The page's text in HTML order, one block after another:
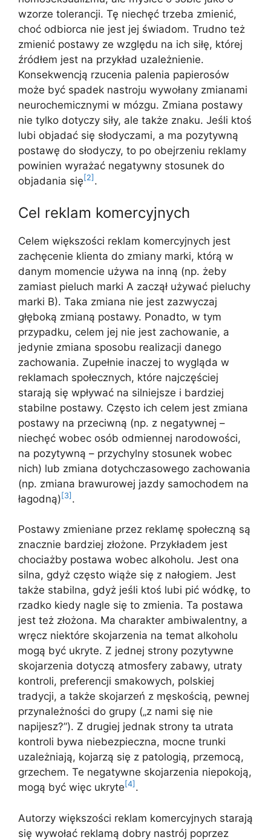
wzorze tolerancji. Tę niechęć trzeba zmienić,
choć odbiorca nie jest jej świadom. Trudno też
zmienić postawy ze względu na ich siłę, której
źródłem jest na przykład uzależnienie.
Konsekwencją rzucenia palenia papierosów
może być spadek nastroju wywołany zmianami
neurochemicznymi w mózgu. Zmiana postawy
nie tylko dotyczy siły, ale także znaku. Jeśli ktoś
lubi objadać się słodyczami, a ma pozytywną
postawę do słodyczy, to po obejrzeniu reklamy
powinien wyrażać negatywny stosunek do
objadania się [2] .
Cel reklam komercyjnych
Celem większości reklam komercyjnych jest
zachęcenie klienta do zmiany marki, którą w
danym momencie używa na inną (np. żeby
zamiast pieluch marki A zaczął używać pieluchy
marki B). Taka zmiana nie jest zazwyczaj
głęboką zmianą postawy. Ponadto, w tym
przypadku, celem jej nie jest zachowanie, a
jedynie zmiana sposobu realizacji danego
zachowania. Zupełnie inaczej to wygląda w
reklamach społecznych, które najczęściej
starają się wpływać na silniejsze i bardziej
stabilne postawy. Często ich celem jest zmiana
postawy na przeciwną (np. z negatywnej –
niechęć wobec osób odmiennej narodowości,
na pozytywną – przychylny stosunek wobec
nich) lub zmiana dotychczasowego zachowania
(np. zmiana brawurowej jazdy samochodem na
łagodną)[3] .
Postawy zmieniane przez reklamę społeczną są
znacznie bardziej złożone. Przykładem jest
chociażby postawa wobec alkoholu. Jest ona
silna, gdyż często wiąże się z nałogiem. Jest
także stabilna, gdyż jeśli ktoś lubi pić wódkę, to
rzadko kiedy nagle się to zmienia. Ta postawa
jest też złożona. Ma charakter ambiwalentny, a
wręcz niektóre skojarzenia na temat alkoholu
mogą być ukryte. Z jednej strony pozytywne
skojarzenia dotyczą atmosfery zabawy, utraty
kontroli, preferencji smakowych, polskiej
tradycji, a także skojarzeń z męskością, pewnej
przynależności do grupy („z nami się nie
napijesz?”). Z drugiej jednak strony ta utrata
kontroli bywa niebezpieczna, mocne trunki
uzależniają, kojarzą się z patologią, przemocą,
grzechem. Te negatywne skojarzenia niepokoją,
mogą być więc ukryte [4] .
Autorzy większości reklam komercyjnych starają
się wywołać reklamą dobry nastrój poprzez